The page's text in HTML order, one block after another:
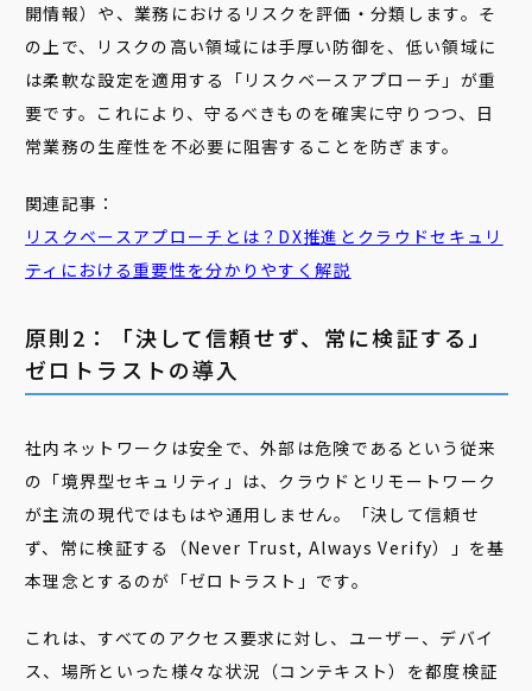
開情報）や、業務におけるリスクを評価・分類します。そ
の上で、リスクの高い領域には手厚い防御を、低い領域に
は柔軟な設定を適用する「リスクベースアプローチ」が重
要です。これにより、守るべきものを確実に守りつつ、日
常業務の生産性を不必要に阻害することを防ぎます。
関連記事：
リスクベースアプローチ とは？DX推進とクラウドセキュリ
ティにおける重要性を分かりやすく解説
原則2：「決して信頼せず、常に検証する」
ゼロトラストの導入
社内ネットワークは安全で、外部は危険であるという従来
の「境界型セキュリティ」は、クラウドとリモートワーク
が主流の現代ではもはや通用しません。「決して信頼せ
ず、常に検証する（Never Trust, Always Verify）」を基
本理念とするのが「ゼロトラスト」です。
これは、すべてのアクセス要求に対し、ユーザー、デバイ
ス、場所といった様々な状況（コンテキスト）を都度検証